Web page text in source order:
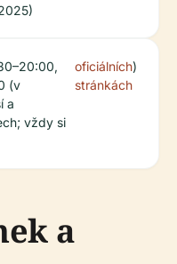
(v
a
vždy si
oficiálních
stránkách
)
a